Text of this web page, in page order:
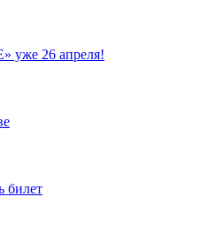
уже 26 апреля!
билет